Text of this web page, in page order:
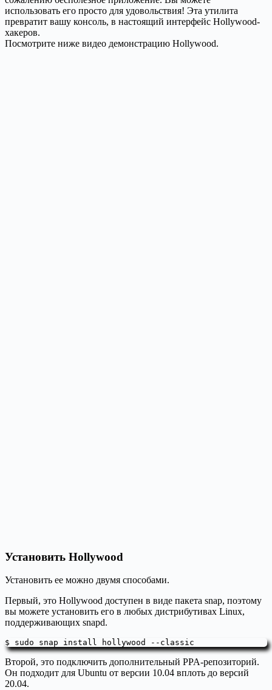
использовать его просто для удовольствия! Эта утилита
превратит вашу консоль, в настоящий интерфейс Hollywood-
хакеров.
Посмотрите ниже видео демонстрацию Hollywood.
Установить Hollywood
Установить ее можно двумя способами.
Первый, это Hollywood доступен в виде пакета snap, поэтому
вы можете установить его в любых дистрибутивах Linux,
поддерживающих snapd.
$ sudo snap install hollywood --classic
Второй, это подключить дополнительный PPA-репозиторий.
Он подходит для Ubuntu от версии 10.04 вплоть до версий
20.04.